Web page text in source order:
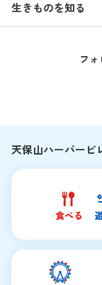
館内情報
よくある質問・
はじめての海遊館
海遊館ガイドツ
音声ガイド / 海
生きものたちの
生きものを知る
環境保全への取
フ
天保山ハーバービ